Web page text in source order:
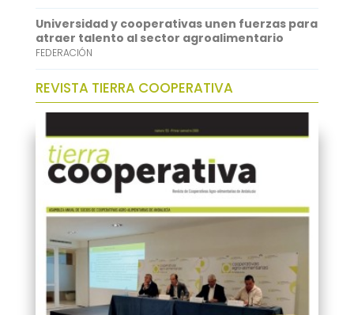
Universidad y cooperativas unen fuerzas para
atraer talento al sector agroalimentario
FEDERACIÓN
REVISTA TIERRA COOPERATIVA